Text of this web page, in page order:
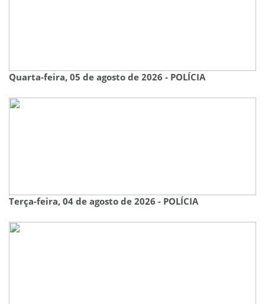
Quarta-feira, 05 de agosto de 2026 - POLÍCIA
Terça-feira, 04 de agosto de 2026 - POLÍCIA